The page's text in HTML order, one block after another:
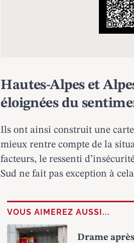
Hautes-Alpes et
éloignées du
Ils ont ainsi construit une
mieux rentre compte de la
facteurs, le ressenti
Sud ne fait pas exception à
VOUS AIMEREZ AUSSI...
Drame